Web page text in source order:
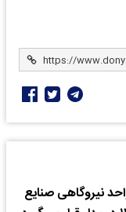
واحد نیروگاهی صنایع